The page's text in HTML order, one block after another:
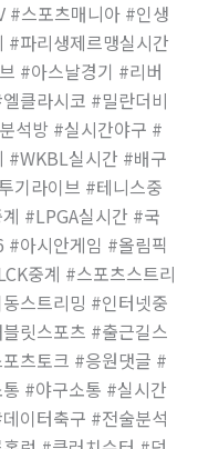
#스포츠매니아 #인생
#파리생제르맹실시간
#아스날경기 #리버
클라시코 #밀란더비
석방 #실시간야구 #
#WKBL실시간 #배구
기라이브 #테니스중
#LPGA실시간 #국
아시안게임 #올림픽
중계 #스포츠스트리
스트리밍 #인터넷중
릿스포츠 #출근길스
츠토크 #응원댓글 #
#야구소통 #실시간
이터축구 #전술분석